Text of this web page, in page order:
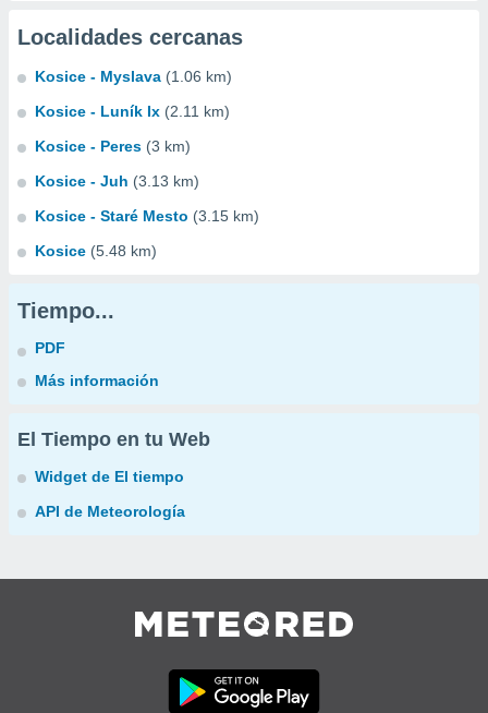
Localidades cercanas
Kosice - Myslava (1.06 km)
Kosice - Luník Ix (2.11 km)
Kosice - Peres (3 km)
Kosice - Juh (3.13 km)
Kosice - Staré Mesto (3.15 km)
Kosice (5.48 km)
Tiempo...
PDF
Más información
El Tiempo en tu Web
Widget de El tiempo
API de Meteorología